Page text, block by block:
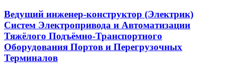
Ведущий инженер-конструктор (Электрик)
Систем Электропривода и Автоматизации
Тяжёлого Подъёмно-Транспортного
Оборудования Портов и Перегрузочных
Терминалов